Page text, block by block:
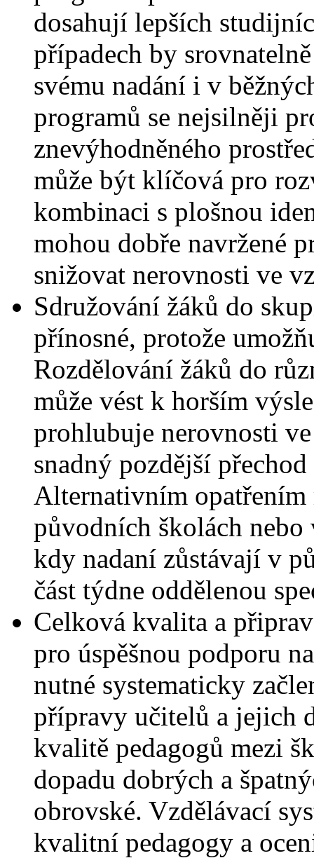
dosahují lepších
případech by
svému nadání i v
programů se nejsilněji
znevýhodněného
může být klíčová pro
kombinaci s plošnou
mohou dobře navržené
snižovat nerovnosti ve
Sdružování žáků do
přínosné, protože
Rozdělování žáků do
může vést k horším
prohlubuje nerovnosti
snadný pozdější
Alternativním
původních školách
kdy nadaní zůstávají v
část týdne oddělenou
Celková kvalita a
pro úspěšnou podporu
nutné systematicky
přípravy učitelů a jejich
kvalitě pedagogů mezi
dopadu dobrých a
obrovské. Vzdělávací
kvalitní pedagogy a